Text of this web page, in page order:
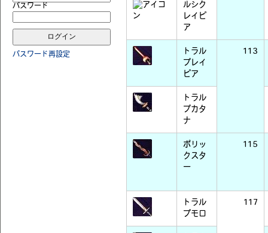
パスワード
パスワード再設定
ルシク
レイピ
ア
トラル
プレイ
ピア
113
トラル
プカタ
ナ
ポリッ
クスタ
ー
115
トラル
プモロ
117